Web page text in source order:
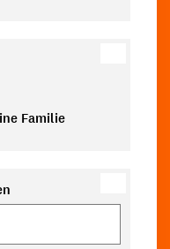
Familie